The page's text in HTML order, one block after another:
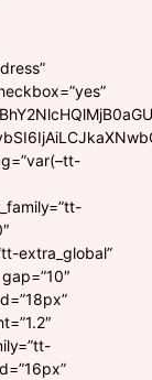
extra_global”